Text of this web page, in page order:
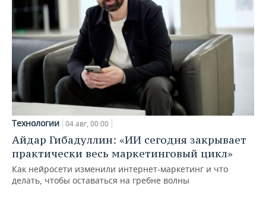
Технологии 04 авг, 00:00
Айдар Гибадуллин: «ИИ сегодня закрывает
практически весь маркетинговый цикл»
Как нейросети изменили интернет-маркетинг и что
делать, чтобы оставаться на гребне волны